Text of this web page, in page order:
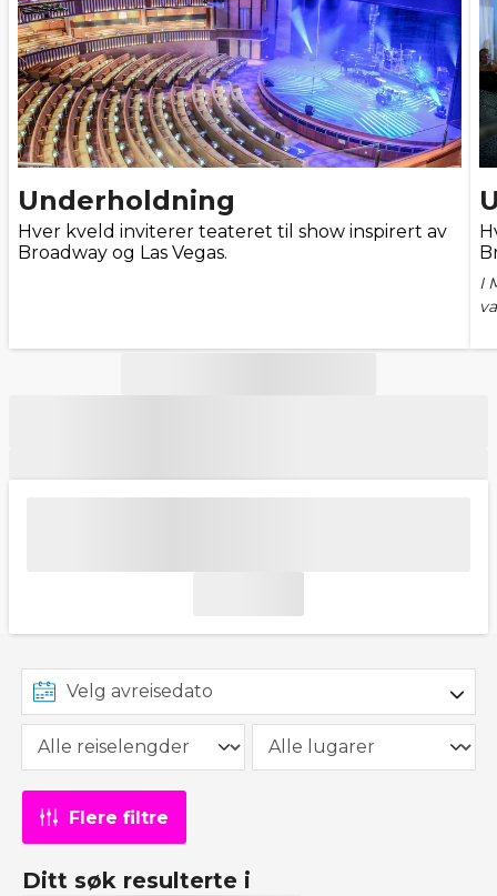
Underholdning
Hver kveld inviterer teateret til show inspirert av
Broadway og Las Vegas.
I
Flere filtre
Ditt søk resulterte i